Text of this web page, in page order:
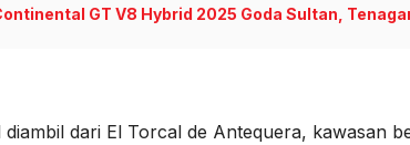
GT V8 Hybrid 2025 Goda Sultan,
diambil dari El Torcal de Antequera, kawasan